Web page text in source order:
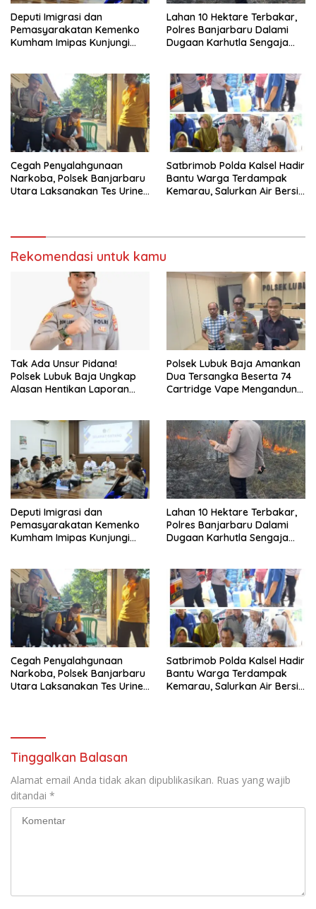
Deputi Imigrasi dan
Pemasyarakatan Kemenko
Kumham Imipas Kunjungi
Lahan 10 Hektare Terbakar,
Polres Banjarbaru Dalami
Dugaan Karhutla Sengaja
Cegah Penyalahgunaan
Narkoba, Polsek Banjarbaru
Utara Laksanakan Tes Urine
Satbrimob Polda Kalsel Hadir
Bantu Warga Terdampak
Kemarau, Salurkan Air Bersih
Rekomendasi untuk kamu
Tak Ada Unsur Pidana!
Polsek Lubuk Baja Ungkap
Alasan Hentikan Laporan
Polsek Lubuk Baja Amankan
Dua Tersangka Beserta 74
Cartridge Vape Mengandung
Deputi Imigrasi dan
Pemasyarakatan Kemenko
Kumham Imipas Kunjungi
Lahan 10 Hektare Terbakar,
Polres Banjarbaru Dalami
Dugaan Karhutla Sengaja
Cegah Penyalahgunaan
Narkoba, Polsek Banjarbaru
Utara Laksanakan Tes Urine
Satbrimob Polda Kalsel Hadir
Bantu Warga Terdampak
Kemarau, Salurkan Air Bersih
Tinggalkan Balasan
Alamat email Anda tidak akan dipublikasikan. Ruas yang wajib
ditandai *